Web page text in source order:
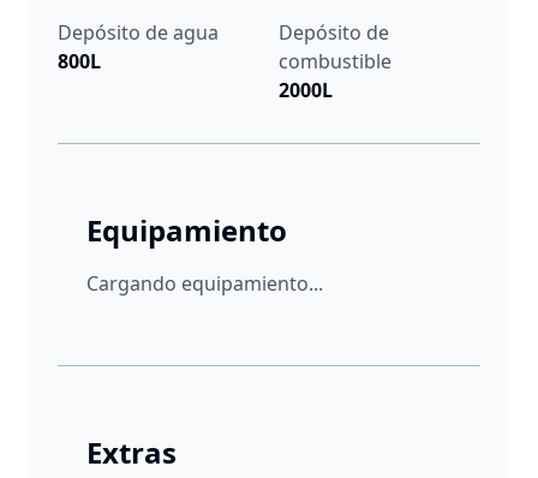
Depósito de agua
800L
Depósito de
combustible
2000L
Equipamiento
Cargando equipamiento...
Extras